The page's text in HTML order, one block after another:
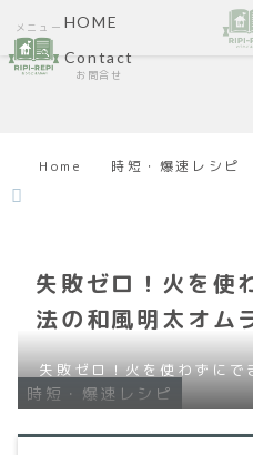
HOME
Contact
お問合せ
Home 時短・爆速レシピ
失敗ゼロ！火を使
法の和風明太オム
時短・爆速レシピ
失敗ゼロ！火を使わずにで
メニュー